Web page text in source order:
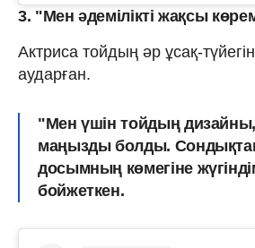
3. "Мен әдемілікті жақсы
Актриса тойдың әр ұсақ-
аударған.
"Мен үшін тойдың
маңызды болды. Сондықтан
досымның көмегіне
бойжеткен.